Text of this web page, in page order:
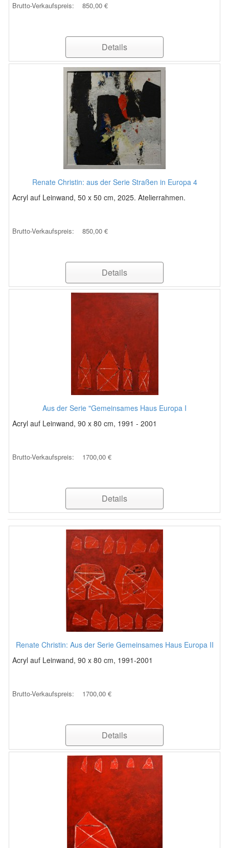
Brutto-Verkaufspreis: 850,00 €
Details
Renate Christin: aus der Serie Straßen in Europa 4
Acryl auf Leinwand, 50 x 50 cm, 2025. Atelierrahmen.
Brutto-Verkaufspreis: 850,00 €
Details
Aus der Serie "Gemeinsames Haus Europa I
Acryl auf Leinwand, 90 x 80 cm, 1991 - 2001
Brutto-Verkaufspreis: 1700,00 €
Details
Renate Christin: Aus der Serie Gemeinsames Haus Europa II
Acryl auf Leinwand, 90 x 80 cm, 1991-2001
Brutto-Verkaufspreis: 1700,00 €
Details